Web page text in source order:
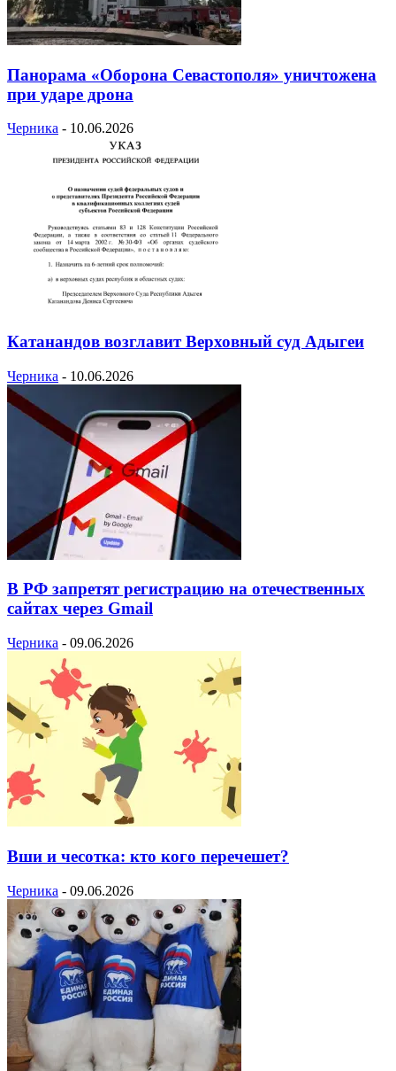
Панорама «Оборона Севастополя» уничтожена
при ударе дрона
Черника - 10.06.2026
Катанандов возглавит Верховный суд Адыгеи
Черника - 10.06.2026
В РФ запретят регистрацию на отечественных
сайтах через Gmail
Черника - 09.06.2026
Вши и чесотка: кто кого перечешет?
Черника - 09.06.2026